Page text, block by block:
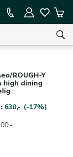
collectie
ROUGH-Y
high dining
630,- (-17%)